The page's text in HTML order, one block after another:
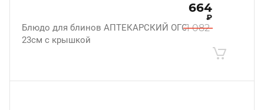
Блюдо для блинов АПТЕКАРСКИЙ ОГОРОД
23см с крышкой
1 082
664
₽